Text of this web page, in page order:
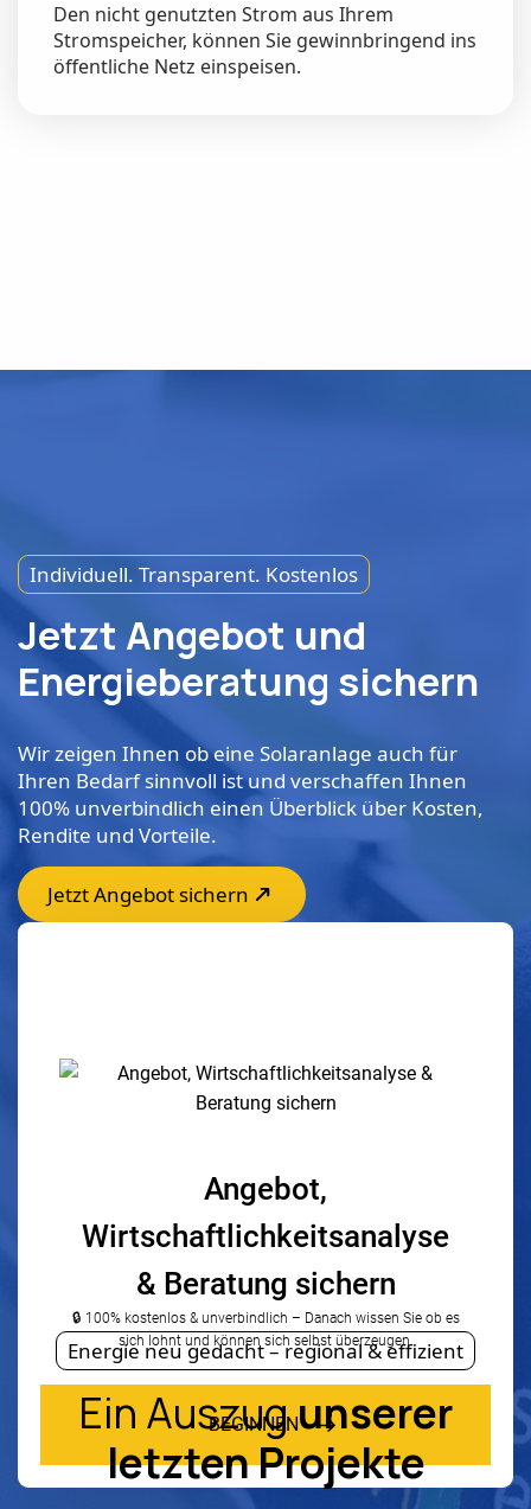
Den nicht genutzten Strom aus Ihrem
Stromspeicher, können Sie gewinnbringend ins
öffentliche Netz einspeisen.
Individuell. Transparent. Kostenlos
Jetzt Angebot und
Energieberatung sichern
Wir zeigen Ihnen ob eine Solaranlage auch für
Ihren Bedarf sinnvoll ist und verschaffen Ihnen
100% unverbindlich einen Überblick über Kosten,
Rendite und Vorteile.
Jetzt Angebot sichern
Energie neu gedacht – regional & effizient
Ein Auszugunserer
letzten Projekte